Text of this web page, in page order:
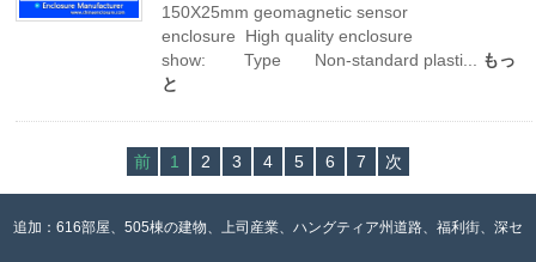
150X25mm geomagnetic sensor
enclosure High quality enclosure
show: Type Non-standard plasti...
もっ
と
前 1 2 3 4 5 6 7 次
追加：616部屋、505棟の建物、上司産業、ハングティア州道路、福利街、深セ